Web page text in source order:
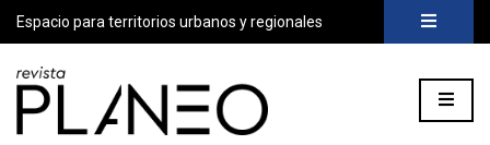
Espacio para territorios urbanos y regionales